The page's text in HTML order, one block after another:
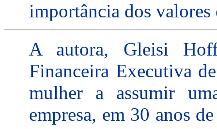
importância dos valores
A autora, Gleisi
Financeira Executiva
mulher a assumir
empresa, em 30 anos